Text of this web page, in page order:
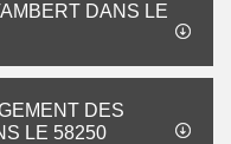
DANS LE
DES
LE 58250